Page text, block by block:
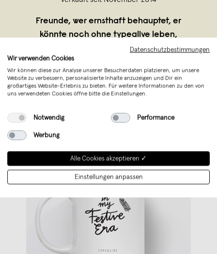
Freunde, wer ernsthaft behauptet, er
könnte noch ohne typealive leben,
bekommt von uns ein Poster gegen
Bezahlung ... In diesem Sinne – schau
Dich um, fühl Dich wie zu Hause, aber
benimm Dich besser.
Datenschutzbestimmungen
Wir verwenden Cookies
Wir können diese zur Analyse unserer Besucherdaten platzieren, um unsere
Website zu verbessern, personalisierte Inhalte anzuzeigen und Dir ein
großartiges Website-Erlebnis zu bieten. Für weitere Informationen zu den von
uns verwendeten Cookies öffne bitte die Einstellungen.
Notwendig Performance
Werbung
Alle Cookies akzeptieren ✓
Einstellungen anpassen